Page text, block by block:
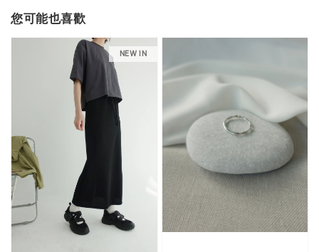
您可能也喜歡
NEW IN